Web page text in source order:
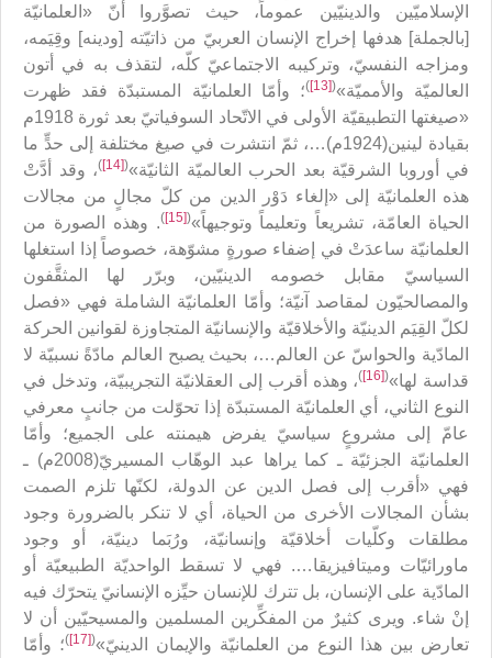
الإسلاميّين والدينيّين عموماً، حيث تصوَّروا أنّ «العلمانيّة
[بالجملة] هدفها إخراج الإنسان العربيّ من ذاتيّته [ودينه] وقِيَمه،
ومزاجه النفسيّ، وتركيبه الاجتماعيّ كلّه، لتقذف به في أتون
العالميّة والأمميّة»(
[13]
)؛ وأمّا العلمانيّة المستبدّة فقد ظهرت
«صيغتها التطبيقيّة الأولى في الاتّحاد السوفياتيّ بعد ثورة 1918م
بقيادة لينين(1924م)…، ثمّ انتشرت في صيغ مختلفة إلى حدٍّ ما
في أوروبا الشرقيّة بعد الحرب العالميّة الثانيّة»(
[14]
)، وقد أدَّتْ
هذه العلمانيّة إلى «إلغاء دَوْر الدين من كلّ مجالٍ من مجالات
الحياة العامّة، تشريعاً وتعليماً وتوجيهاً»(
[15]
). وهذه الصورة من
العلمانيّة ساعدَتْ في إضفاء صورةٍ مشوّهة، خصوصاً إذا استغلها
السياسيّ مقابل خصومه الدينيّين، وبرّر لها المثقَّفون
والمصالحيّون لمقاصد آنيّة؛ وأمّا العلمانيّة الشاملة فهي «فصل
لكلّ القِيَم الدينيّة والأخلاقيّة والإنسانيّة المتجاوزة لقوانين الحركة
المادّية والحواسّ عن العالم…، بحيث يصبح العالم مادّةً نسبيّة لا
قداسة لها»(
[16]
)، وهذه أقرب إلى العقلانيّة التجريبيّة، وتدخل في
النوع الثاني، أي العلمانيّة المستبدّة إذا تحوّلت من جانبٍ معرفي
عامّ إلى مشروعٍ سياسيّ يفرض هيمنته على الجميع؛ وأمّا
العلمانيّة الجزئيّة ـ كما يراها عبد الوهّاب المسيريّ(2008م) ـ
فهي «أقرب إلى فصل الدين عن الدولة، لكنّها تلزم الصمت
بشأن المجالات الأخرى من الحياة، أي لا تنكر بالضرورة وجود
مطلقات وكلّيات أخلاقيّة وإنسانيّة، ورُبَما دينيّة، أو وجود
ماورائيّات وميتافيزيقا…. فهي لا تسقط الواحديّة الطبيعيّة أو
المادّية على الإنسان، بل تترك للإنسان حيِّزه الإنسانيّ يتحرّك فيه
إنْ شاء. ويرى كثيرٌ من المفكِّرين المسلمين والمسيحيّين أن لا
تعارض بين هذا النوع من العلمانيّة والإيمان الدينيّ»(
[17]
)؛ وأمّا